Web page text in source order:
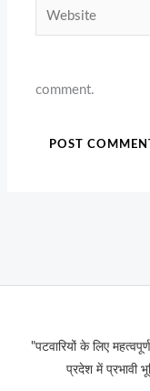
Website
comment.
"पटवारियों के लिए
प्रदेश में प्रभावी